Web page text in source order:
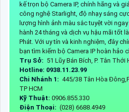
kế trọn bộ Camera IP, chính hãng và
công nghệ Starlight, độ nhạy sáng
lượng hình ảnh màu sắc tuyệt vời
hành 24 tháng và dịch vụ hậu mãi tốt
Phát. Với uy tín và kinh nghiệm, đây
bạn tìm kiếm bộ Camera IP hoàn hảo
Trụ Sở: 51 Lũy Bán Bích, P. Tân Thới
Hotline: 0938.11.23.99
Chi Nhánh 1: 445/38 Tân Hòa
TP HCM
Kỹ Thuật: 0906.855.330
Điện Thoại: (028) 6688.4949